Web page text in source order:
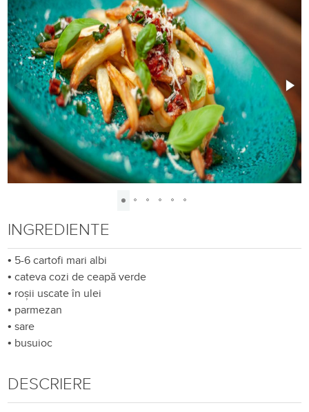
INGREDIENTE
• 5-6 cartofi mari albi
•cateva cozi de ceapă verde
• roșii uscate în ulei
• parmezan
•sare
• busuioc
DESCRIERE